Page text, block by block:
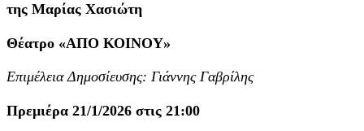
της Μαρίας Χασιώτη
Θέατρο «ΑΠΟ ΚΟΙΝΟΥ»
Επιμέλεια Δημοσίευσης: Γιάννης Γαβρίλης
Πρεμιέρα 21/1/2026 στις 21:00